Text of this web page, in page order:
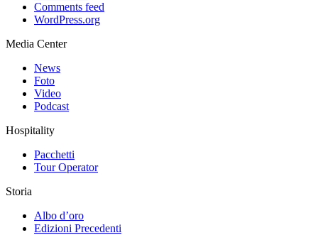
Comments feed
WordPress.org
Media Center
News
Foto
Video
Podcast
Hospitality
Pacchetti
Tour Operator
Storia
Albo d’oro
Edizioni Precedenti